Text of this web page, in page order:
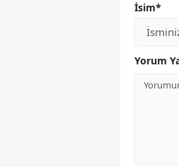
İsim*
Yorum